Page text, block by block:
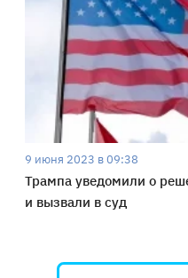
9 июня 2023 в 09:38
Трампа уведомили о
и вызвали в суд